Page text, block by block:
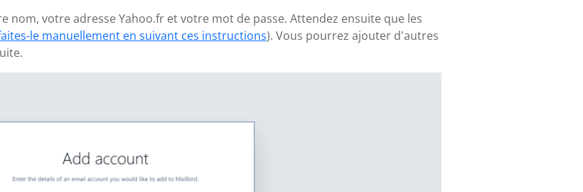
nom, votre adresse Yahoo.fr et votre mot de passe. Attendez ensuite que les
le manuellement en suivant ces instructions). Vous pourrez ajouter d'autres